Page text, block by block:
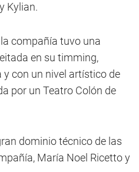
Kylian.
compañía tuvo una
en su timming,
con un nivel artístico de
por un Teatro Colón de
dominio técnico de las
María Noel Ricetto y